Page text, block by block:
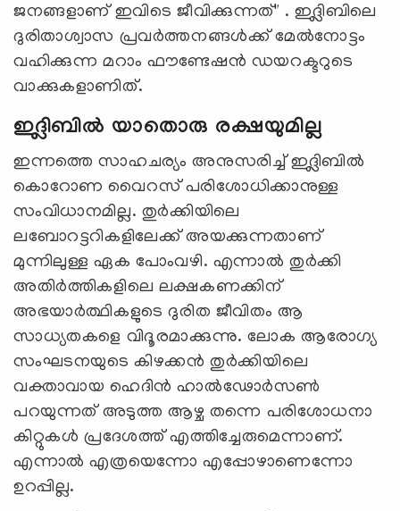
ജനങ്ങളാണ് ഇവിടെ ജീവിക്കുന്നത്" . ഇദ്ലിബിലെ
ദുരിതാശ്വാസ പ്രവർത്തനങ്ങൾക്ക് മേൽനോട്ടം
വഹിക്കുന്ന മറാം ഫൗണ്ടേഷൻ ഡയറക്ടറുടെ
വാക്കുകളാണിത്.
ഇദ്ലിബിൽ യാതൊരു രക്ഷയുമില്ല
ഇന്നത്തെ സാഹചര്യം അനുസരിച്ച് ഇദ്ലിബിൽ
കൊറോണ വൈറസ് പരിശോധിക്കാനുള്ള
സംവിധാനമില്ല. തുർക്കിയിലെ
ലബോറട്ടറികളിലേക്ക് അയക്കുന്നതാണ്
മുന്നിലുള്ള ഏക പോംവഴി. എന്നാൽ തുർക്കി
അതിർത്തികളിലെ ലക്ഷകണക്കിന്
അഭയാർത്ഥികളുടെ ദുരിത ജീവിതം ആ
സാധ്യതകളെ വിദൂരമാക്കുന്നു. ലോക ആരോഗ്യ
സംഘടനയുടെ കിഴക്കൻ തുർക്കിയിലെ
വക്താവായ ഹെദിൻ ഹാൽഢോർസൺ
പറയുന്നത് അടുത്ത ആഴ്ച തന്നെ പരിശോധനാ
കിറ്റുകൾ പ്രദേശത്ത് എത്തിച്ചേരുമെന്നാണ്.
എന്നാൽ എത്രയെന്നോ എപ്പോഴാണെന്നോ
ഉറപ്പില്ല.